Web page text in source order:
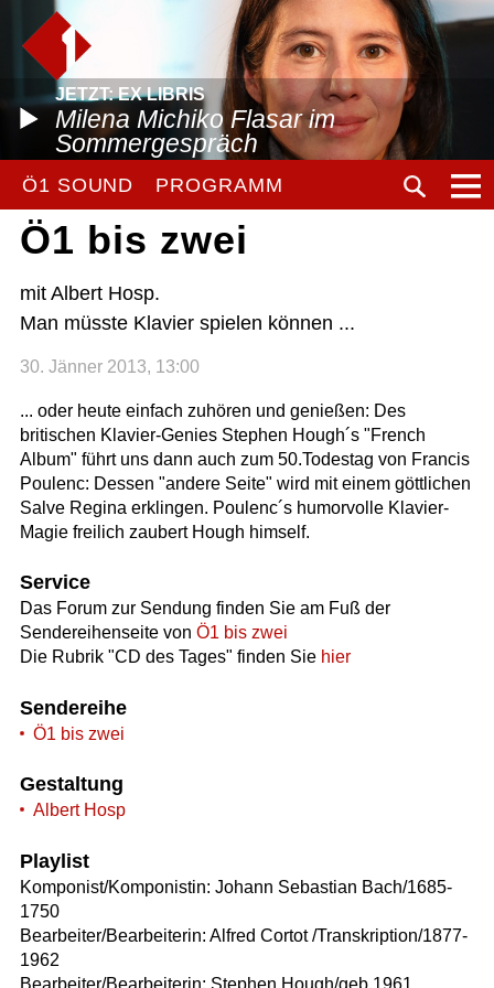
JETZT: EX LIBRIS
Milena Michiko Flasar im
Sommergespräch
Ö1 SOUND PROGRAMM
Ö1 bis zwei
mit Albert Hosp.
Man müsste Klavier spielen können ...
30. Jänner 2013, 13:00
... oder heute einfach zuhören und genießen: Des
britischen Klavier-Genies Stephen Hough´s "French
Album" führt uns dann auch zum 50.Todestag von Francis
Poulenc: Dessen "andere Seite" wird mit einem göttlichen
Salve Regina erklingen. Poulenc´s humorvolle Klavier-
Magie freilich zaubert Hough himself.
Service
Das Forum zur Sendung finden Sie am Fuß der
Sendereihenseite von Ö1 bis zwei
Die Rubrik "CD des Tages" finden Sie hier
Sendereihe
Ö1 bis zwei
Gestaltung
Albert Hosp
Playlist
Komponist/Komponistin: Johann Sebastian Bach/1685-
1750
Bearbeiter/Bearbeiterin: Alfred Cortot /Transkription/1877-
1962
Bearbeiter/Bearbeiterin: Stephen Hough/geb.1961